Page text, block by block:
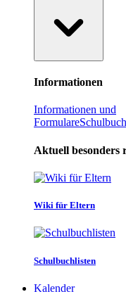
Informationen
Informationen und
Formulare
Aktuell besonders
Wiki für Eltern
Schulbuchlisten
Kalender